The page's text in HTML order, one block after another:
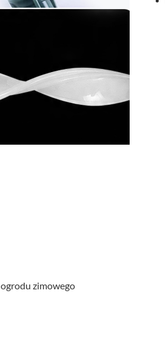
zimowego